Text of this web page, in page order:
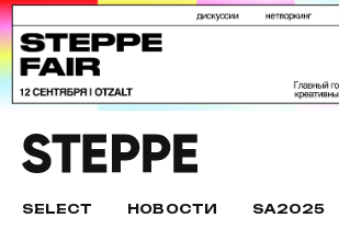
SELECT НОВОСТИ SA2025